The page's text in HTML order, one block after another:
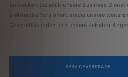
Entdecken Sie auch unsere Business-
elektrische Versionen, sowie unsere
Geschäftskunden und unsere Zubehör-
SERVICEVERTRÄGE